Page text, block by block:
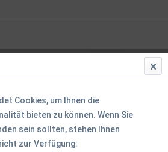
Cookies, um Ihnen die
bieten zu können. Wenn Sie
sein sollten, stehen Ihnen
zur Verfügung: